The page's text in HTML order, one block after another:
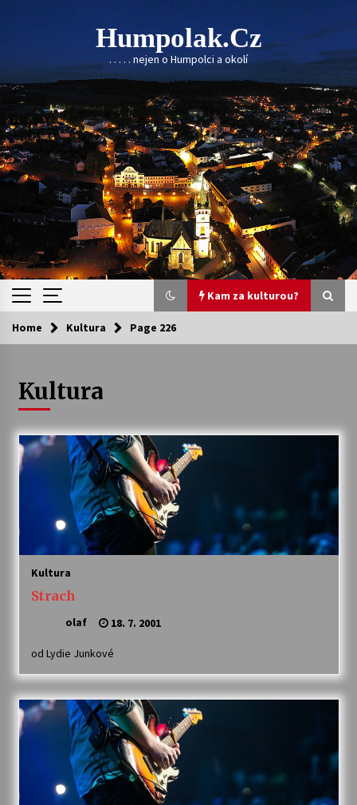
Skip
to
content
Humpolak.cz
. . . . . nejen o Humpolci a okolí
Kam za kulturou?
Kam za kulturou?
Vernisáž výstavy Josefíny Duškové: Stávám se
kapkou
30. 7. 2026
Veselí muzikanti
30. 7. 2026
Letní koncerty ve Stromovce: Kolchoz a
28. 7. 2026
Votavžatský ploty
23. 7. 2026
Home Kultura Page 226
Kultura
Kultura
Strach
olaf 18. 7. 2001
od Lydie Junkové